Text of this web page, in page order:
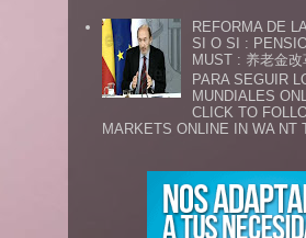
REFORMA DE
SI O SI :
MUST : 养老金
PARA SEGUIR
MUNDIALES
CLICK TO
MARKETS ONLINE IN WA NT